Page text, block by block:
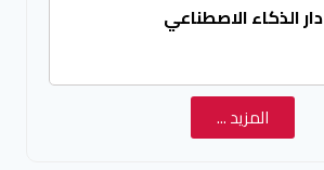
دار الذكاء الاصطناعي
المزيد ...